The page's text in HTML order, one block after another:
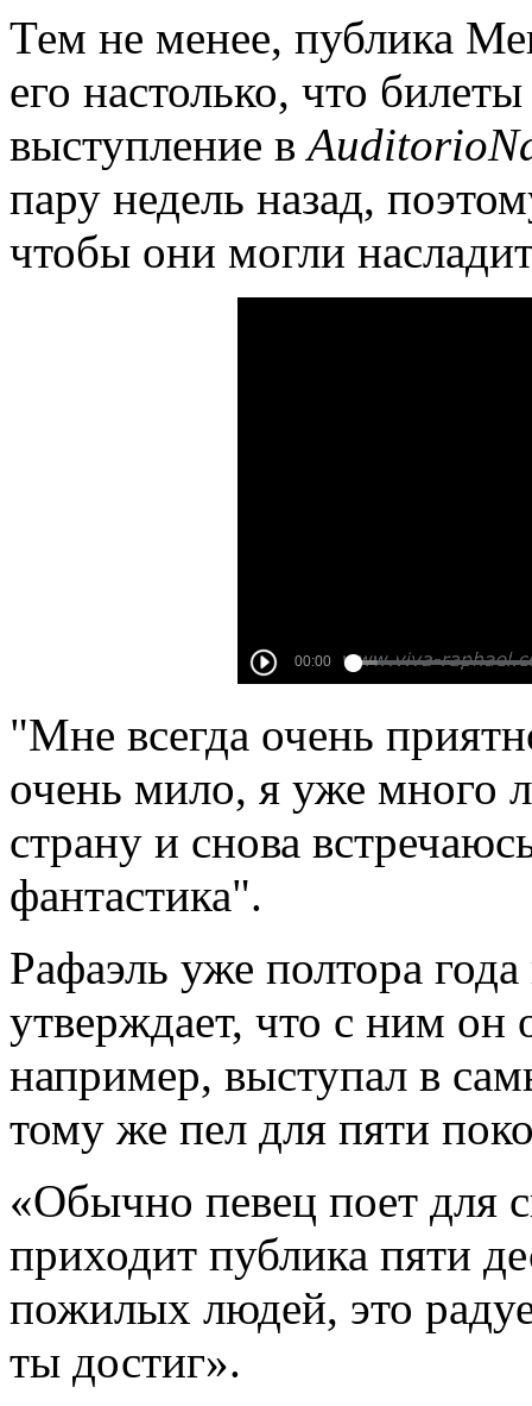
Тем не менее, публика
его настолько, что
выступление вAuditorio
пару недель назад,
чтобы они могли
"Мне всегда очень
очень мило, я уже много
страну и снова
фантастика".
Рафаэль уже полтора
утверждает, что с ним он
например, выступал в
тому же пел для пяти
«Обычно певец поет для
приходит публика пяти
пожилых людей, это
ты достиг».